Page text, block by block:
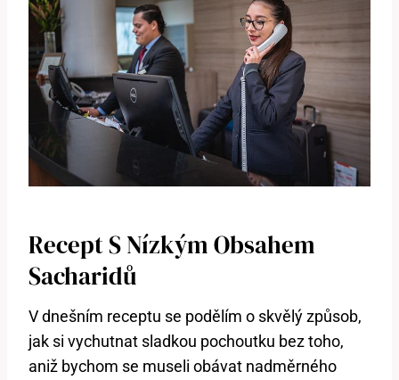
Recept S Nízkým ⁤obsahem
Sacharidů
V dnešním receptu se podělím o skvělý způsob,
jak si ⁤vychutnat sladkou pochoutku‌ bez toho,
aniž bychom se museli⁤ obávat nadměrného